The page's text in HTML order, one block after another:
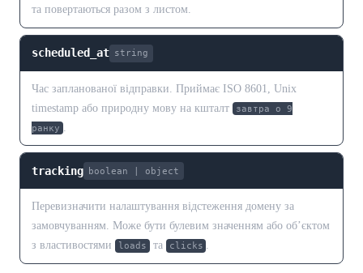
та повертаються разом з листом.
scheduled_at string
Час запланованої відправки. Приймає ISO 8601, Unix
timestamp або природну мову на кшталт завтра о 9
ранку
tracking boolean | object
Перевизначити налаштування відстеження домену за
замовчуванням. Може бути булевим значенням або об’єктом
з властивостями loads та clicks